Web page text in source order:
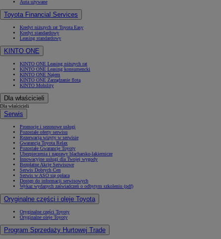
Auta używane
Toyota Financial Services
Kredyt niższych rat Toyota Easy
Kredyt standardowy
Leasing standardowy
KINTO ONE
KINTO ONE Leasing niższych rat
KINTO ONE Leasing konsumencki
KINTO ONE Najem
KINTO ONE Zarządzanie flotą
KINTO Mobility
Dla właścicieli
Dla właścicieli
Serwis
Promocje i sezonowe usługi
Pozostałe oferty serwisu
Rezerwacja wizyty w serwisie
Gwarancja Toyota Relax
Pozostałe Gwarancje Toyoty
Ubezpieczenia i naprawy blacharsko-lakiernicze
Innowacyjne usługi dla Twojej wygody
Bezpłatne Akcje Serwisowe
Serwis Dobrych Cen
Serwis w ASO się opłaca
Dostęp do informacji serwisowych
Wykaz wydanych zaświadczeń o odbytym szkoleniu (pdf)
Oryginalne części i oleje Toyota
Oryginalne części Toyoty
Oryginalne oleje Toyoty
Program Sprzedaży Hurtowej Trade